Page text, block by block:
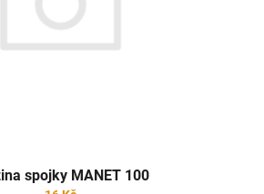
spojky MANET 100